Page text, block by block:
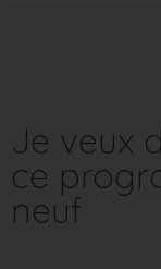
Je veux
ce
neuf